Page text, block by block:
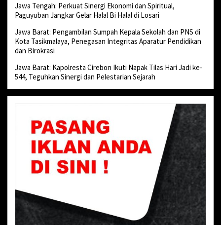
Jawa Tengah: Perkuat Sinergi Ekonomi dan Spiritual,
Paguyuban Jangkar Gelar Halal Bi Halal di Losari
Jawa Barat: Pengambilan Sumpah Kepala Sekolah dan PNS di
Kota Tasikmalaya, Penegasan Integritas Aparatur Pendidikan
dan Birokrasi
Jawa Barat: Kapolresta Cirebon Ikuti Napak Tilas Hari Jadi ke-
544, Teguhkan Sinergi dan Pelestarian Sejarah